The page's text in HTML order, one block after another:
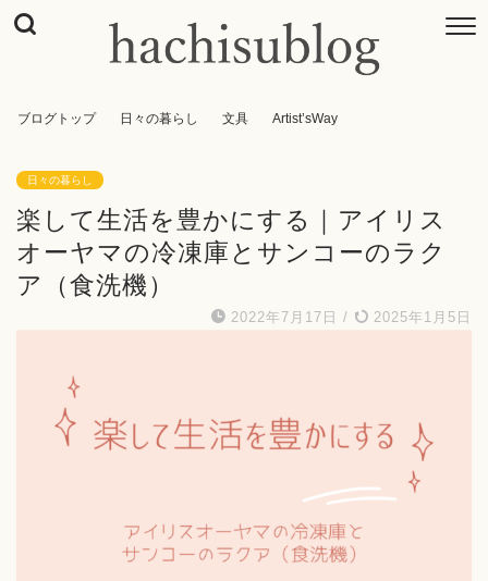
ブログトップ 日々の暮らし 文具 Artist’sWay
日々の暮らし
楽して生活を豊かにする｜アイリス
オーヤマの冷凍庫とサンコーのラク
ア（食洗機）
2022年7月17日 / 2025年1月5日